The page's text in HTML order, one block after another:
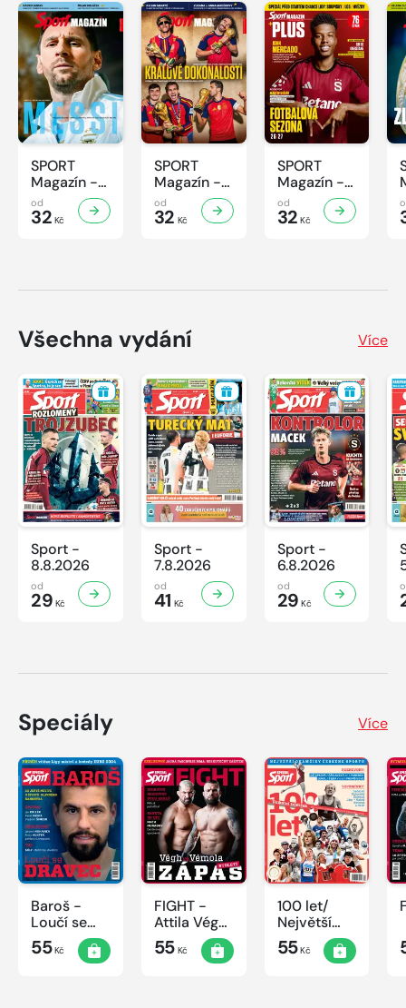
SPORT
Magazín -
32/2026
od
32 Kč
SPORT
Magazín -
31/2026
od
32 Kč
SPORT
Magazín -
30/2026
od
32 Kč
Všechna vydání Více
Sport -
8.8.2026
od
29 Kč
Sport -
7.8.2026
od
41 Kč
Sport -
6.8.2026
od
29 Kč
Speciály Více
Baroš -
Loučí se
dravec
55Kč
FIGHT -
Attila Végh
vs. Karlos
Vémola
55Kč
100 let/
Největší
okamžiky
českého
55Kč